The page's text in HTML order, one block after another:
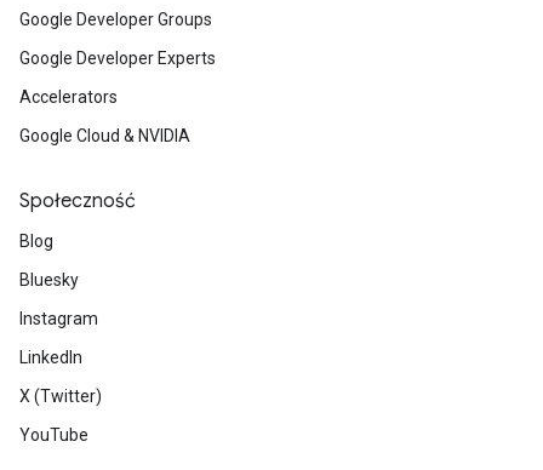
Google Developer Groups
Google Developer Experts
Accelerators
Google Cloud & NVIDIA
Społeczność
Blog
Bluesky
Instagram
LinkedIn
X (Twitter)
YouTube